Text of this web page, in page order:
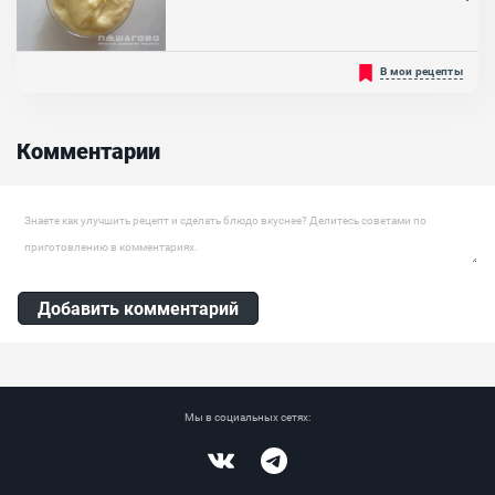
Ингредиенты:
Говядина, Яйцо куриное, Мука пшеничная I сорта, Кипяченая вода,
Уникальный рецепт белого сырного соуса легко заменит
стандартные покупные к пицце или салатам. Шелковистый
В мои рецепты
Комментарии
Оставить комментарий
Добавить комментарий
Мы в социальных сетях: